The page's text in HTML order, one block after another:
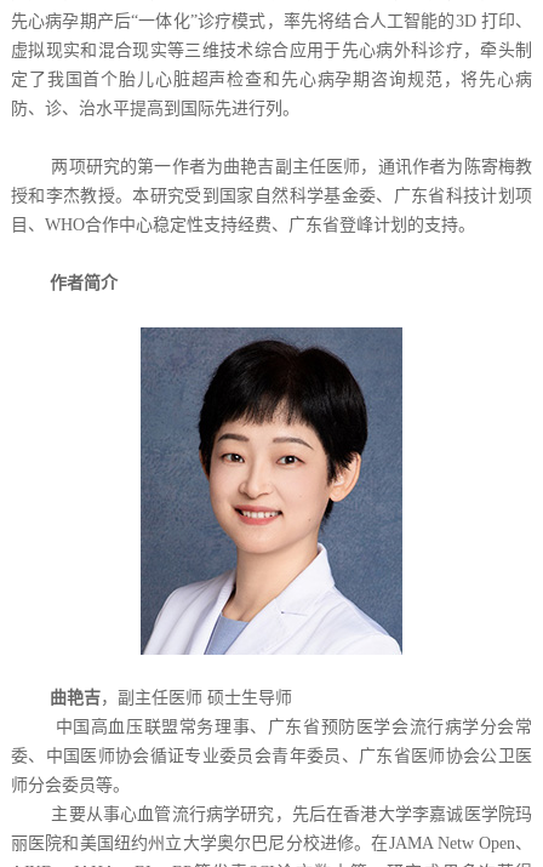
先心病孕期产后“一体化”诊疗模式，率先将结合人工智能的3D 打印、
虚拟现实和混合现实等三维技术综合应用于先心病外科诊疗，牵头制
定了我国首个胎儿心脏超声检查和先心病孕期咨询规范，将先心病
防、诊、治水平提高到国际先进行列。
两项研究的第一作者为曲艳吉副主任医师，通讯作者为陈寄梅教
授和李杰教授。本研究受到国家自然科学基金委、广东省科技计划项
目、WHO合作中心稳定性支持经费、广东省登峰计划的支持。
作者简介
曲艳吉，副主任医师 硕士生导师
中国高血压联盟常务理事、广东省预防医学会流行病学分会常
委、中国医师协会循证专业委员会青年委员、广东省医师协会公卫医
师分会委员等。
主要从事心血管流行病学研究，先后在香港大学李嘉诚医学院玛
丽医院和美国纽约州立大学奥尔巴尼分校进修。在JAMA Netw Open、